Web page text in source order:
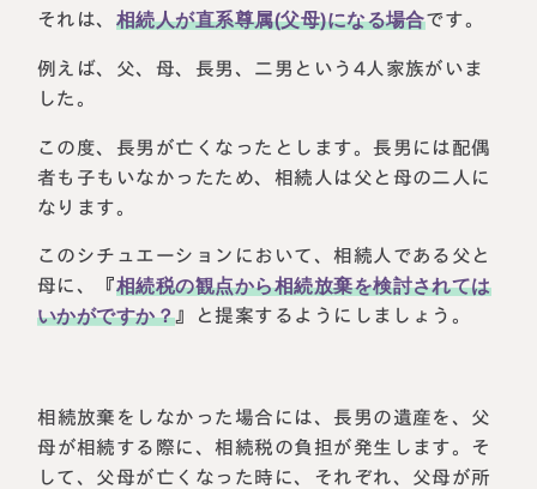
東京事務所
〒107-0062
ラティス青山スクエア2階
大阪事務所
〒530-0017
大阪府大阪市北区角田町8番47号
円満相続塾（受講生募集中）
それは、相続人が直系尊属(父母)になる場合です。
例えば、父、母、長男、二男という4人家族がいま
した。
この度、長男が亡くなったとします。長男には配偶
者も子もいなかったため、相続人は父と母の二人に
なります。
このシチュエーションにおいて、相続人である父と
母に、『相続税の観点から相続放棄を検討されては
いかがですか？』と提案するようにしましょう。
相続放棄をしなかった場合には、長男の遺産を、父
母が相続する際に、相続税の負担が発生します。そ
して、父母が亡くなった時に、それぞれ、父母が所